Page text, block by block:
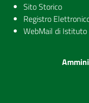
Sito Storico
Registro
WebMail di Istituto